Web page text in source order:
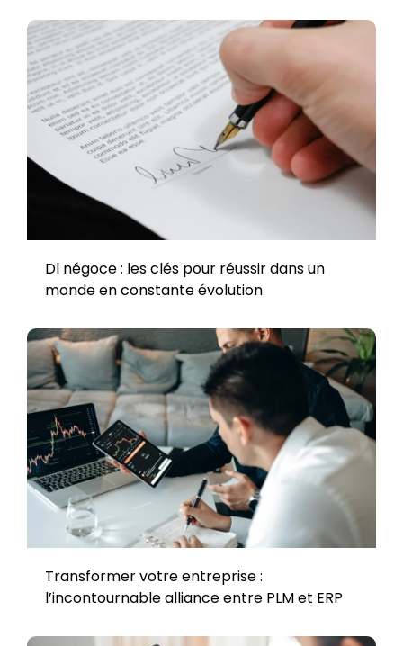
Dl négoce : les clés pour réussir dans un
monde en constante évolution
Transformer votre entreprise :
l’incontournable alliance entre PLM et ERP